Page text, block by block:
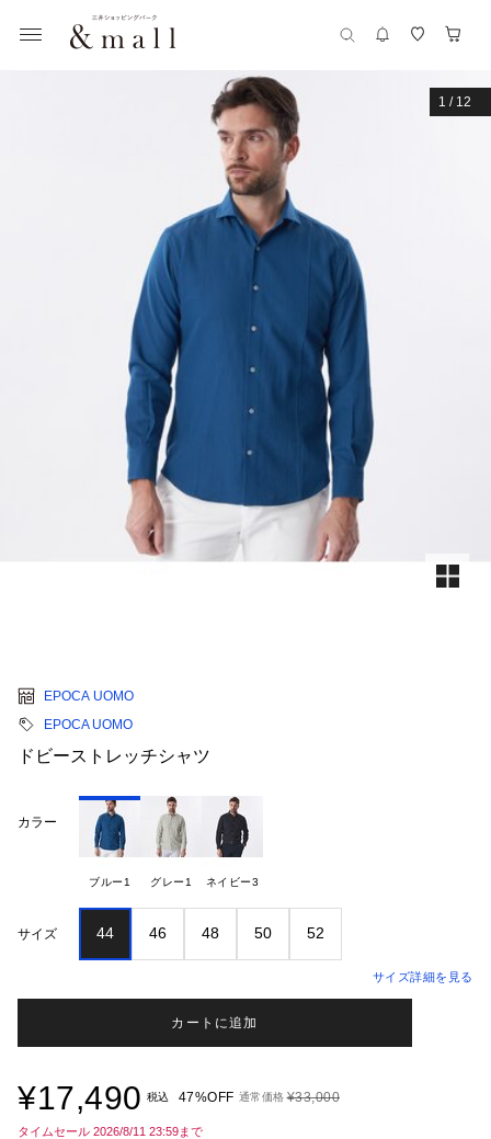
1 / 12
EPOCA UOMO
EPOCA UOMO
ドビーストレッチシャツ
カラー
ブルー1 グレー1 ネイビー3
サイズ 44 46 48 50 52
サイズ詳細を見る
カートに追加
¥17,490 税込 47%OFF 通常価格 ¥33,000
タイムセール 2026/8/11 23:59まで